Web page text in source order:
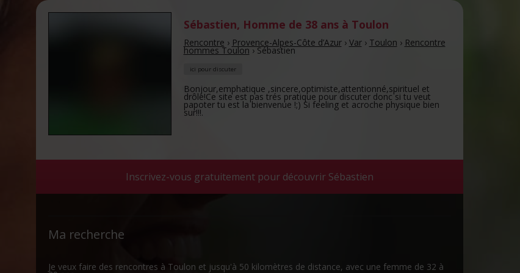
Sébastien, Homme de 38 ansà Toulon
Rencontre › Provence-Alpes-Côte d’Azur› Var› Toulon › Rencontre
hommes Toulon›Sébastien
ici pour discuter
Bonjour,emphatique ,sincere,optimiste,attentionné,spirituel et
drôle!Ce site est pas trés pratique pour discuter donc si tu veut
papoter tu est la bienvenue !;) Si feeling et acroche physique bien
sur!!!.
Inscrivez-vous gratuitement pour découvrir Sébastien
Ma recherche
Je veux faire des rencontres à Toulon et jusqu'à 50 kilomètres de distance, avec une femme de 32 à